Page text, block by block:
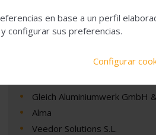
Gleich Aluminiumwerk GmbH
Alma
Veedor Solutions S.L.
en base a un perfil
configurar sus preferencias.
Configurar